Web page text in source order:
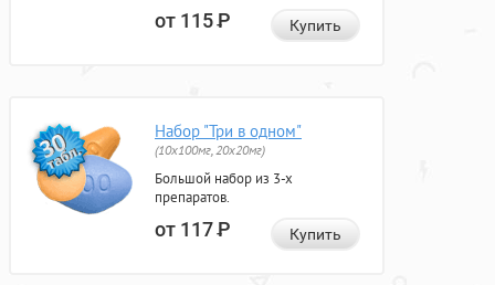
от 115Р Купить
Набор "Три в одном"
(10x100мг, 20x20мг)
Большой набор из 3-х
препаратов.
от 117Р Купить